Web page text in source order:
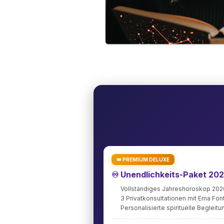
👑 PREMIUM DELUXE
♾️ Unendlichkeits-Paket
Vollständiges Jahreshoroskop
3 Privatkonsultationen mit Ema
Personalisierte spirituelle